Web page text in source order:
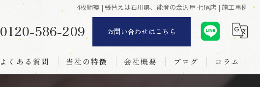
4枚組襖 | 張替えは石川県、能登の金沢屋 七尾店 | 施工事例
0120-586-209 お問い合わせはこちら
よくある質問 当社の特徴 会社概要 ブログ コラム